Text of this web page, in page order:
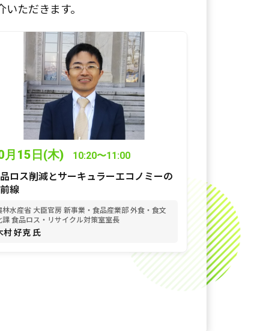
ただきます。
月15日(木) 10:20〜11:00
ロス削減とサーキュラーエコノミーの
線
林水産省 大臣官房 新事業・食品産業部 外食・食文
課 食品ロス・リサイクル対策室室長
村 好克 氏